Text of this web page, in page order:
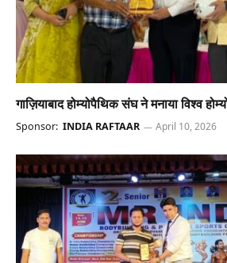
गाज़ियाबाद होम्योपैथिक संघ ने मनाया विश्व
Sponsor: INDIA RAFTAAR April 10, 2026